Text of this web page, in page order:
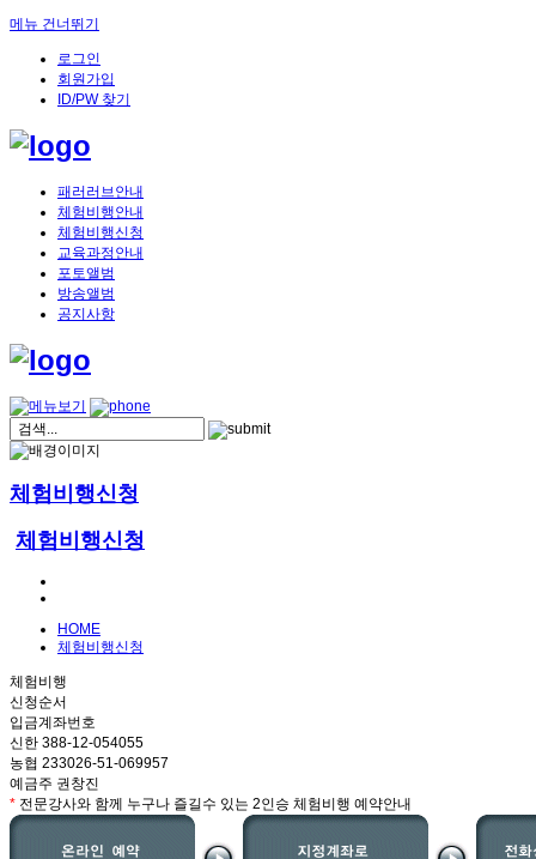
메뉴 건너뛰기
로그인
회원가입
ID/PW 찾기
패러러브안내
체험비행안내
체험비행신청
교육과정안내
포토앨범
방송앨범
공지사항
체험비행신청
체험비행신청
HOME
체험비행신청
체험비행
신청순서
입금계좌번호
신한 388-12-054055
농협 233026-51-069957
예금주 권창진
* 전문강사와 함께 누구나 즐길수 있는 2인승 체험비행 예약안내